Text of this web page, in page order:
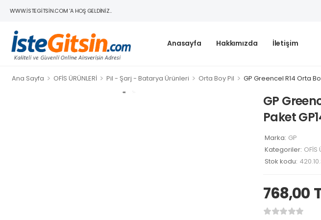
WWW.ISTEGITSIN.COM 'A HOŞ GELDINIZ..
Anasayfa Hakkımızda İletişim
Ana Sayfa > OFİS ÜRÜNLERİ > Pil - Şarj - Batarya Ürünleri > Orta Boy Pil > GP Greencel R14 Orta
GP
Paket
Marka: GP
Kategoriler: OFİS
Stok kodu:
768,00